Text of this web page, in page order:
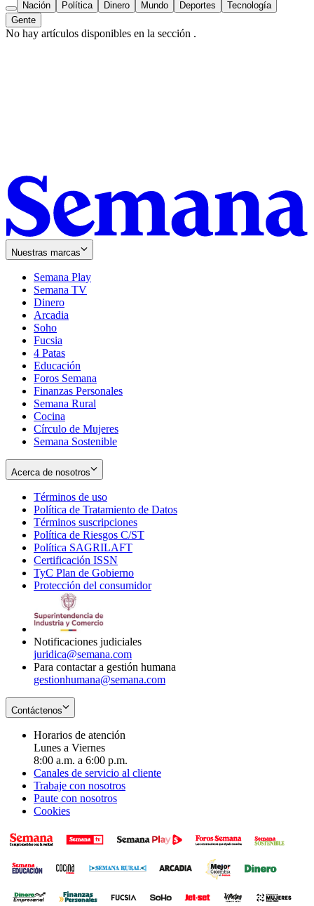
Nación Política Dinero Mundo Deportes
Tecnología
Gente
No hay artículos disponibles en la sección .
Nuestras marcas
Semana Play
Semana TV
Dinero
Arcadia
Soho
in
new
window
Fucsia
in
new
window
4 Patas
Educación
Foros Semana
Finanzas Personales
Semana Rural
Cocina
Círculo de Mujeres
Semana Sostenible
Acerca de nosotros
Términos de uso
in
new
window
Política de Tratamiento de Datos
Términos suscripciones
in
Política de Riesgos C/ST
Política SAGRILAFT
new
window
Certificación ISSN
in
new
TyC Plan de Gobierno
in
Protección del consumidorOpens
Notificaciones judiciales
juridica@semana.com
Para contactar a gestión humana
gestionhumana@semana.com
Contáctenos
Horarios de atención
Lunes a Viernes
8:00 a.m. a 6:00 p.m.
Canales de servicio al cliente
Trabaje con nosotros
Paute con nosotros
Cookies